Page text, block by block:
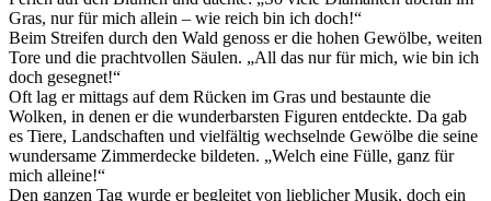
Gras, nur für mich allein – wie reich bin ich doch!“
Beim Streifen durch den Wald genoss er die hohen Gewölbe, weiten
Tore und die prachtvollen Säulen. „All das nur für mich, wie bin ich
doch gesegnet!“
Oft lag er mittags auf dem Rücken im Gras und bestaunte die
Wolken, in denen er die wunderbarsten Figuren entdeckte. Da gab
es Tiere, Landschaften und vielfältig wechselnde Gewölbe die seine
wundersame Zimmerdecke bildeten. „Welch eine Fülle, ganz für
mich alleine!“
Den ganzen Tag wurde er begleitet von lieblicher Musik, doch ein